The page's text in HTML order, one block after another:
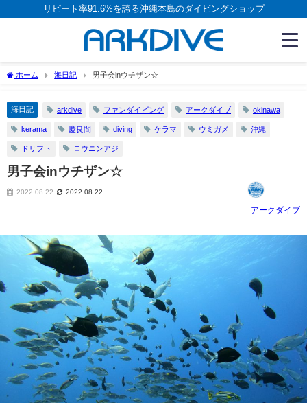
リピート率91.6%を誇る沖縄本島のダイビングショップ
ホーム 海日記 男子会inウチザン☆
海日記 arkdive ファンダイビング アークダイブ okinawa
kerama 慶良間 diving ケラマ ウミガメ 沖縄
ドリフト ロウニンアジ
男子会inウチザン☆
2022.08.22 2022.08.22
アークダイブ